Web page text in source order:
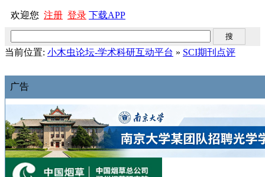
欢迎您 注册 登录 下载APP
当前位置: 小木虫论坛-学术科研互动平台 » SCI期刊点评
广告